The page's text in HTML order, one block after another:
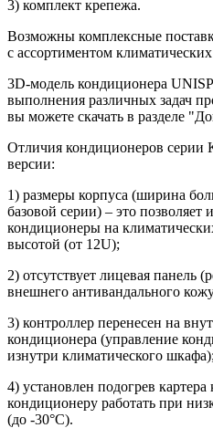
3) комплект крепежа.
Возможны комплексные
c ассортиментом
3D-модель кондиционера
выполнения различных задач
вы можете скачать в разделе
Отличия кондиционеров серии
версии:
1) размеры корпуса (ширина
базовой серии) – это позволяет
кондиционеры на
высотой (от 12U);
2) отсутствует лицевая панель
внешнего антивандального
3) контроллер перенесен на
кондиционера (управление
изнутри климатического шкафа);
4) установлен подогрев картера
кондиционеру работать при
(до -30°С).